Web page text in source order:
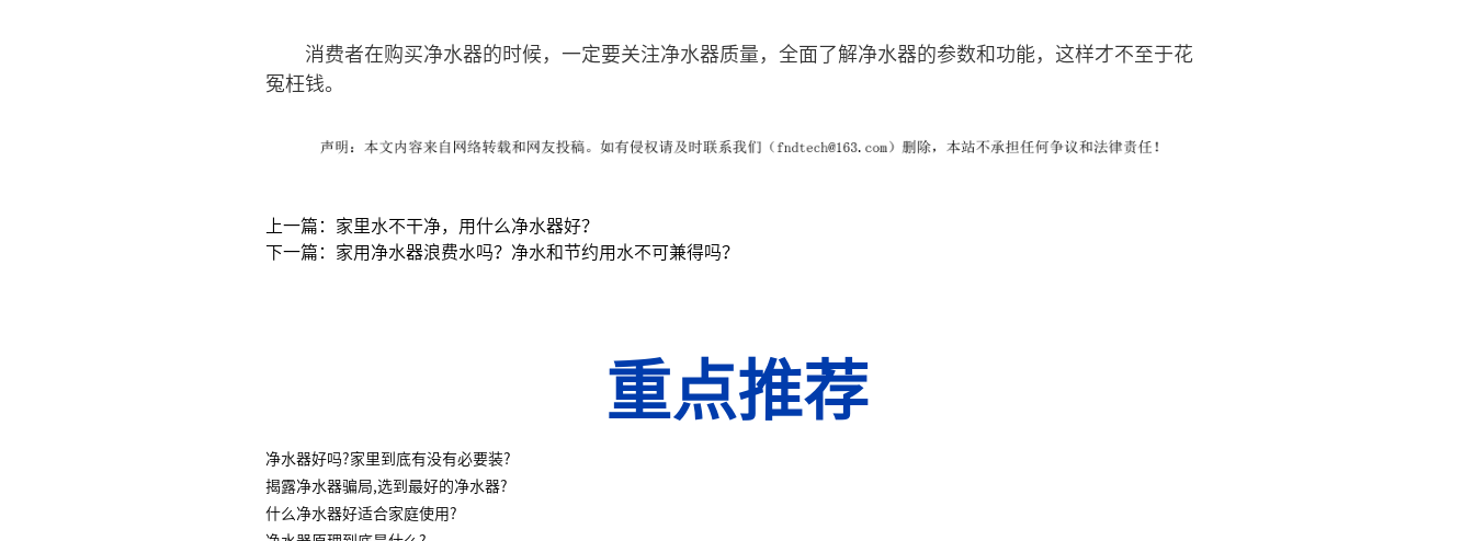
消费者在购买净水器的时候，一定要关注净水器质量，全面了解净水器的参数和功能，这样才不至于花
冤枉钱。
上一篇：家里水不干净，用什么净水器好？
下一篇：家用净水器浪费水吗？净水和节约用水不可兼得吗？
重点推荐
净水器好吗?家里到底有没有必要装?
揭露净水器骗局,选到最好的净水器?
什么净水器好适合家庭使用?